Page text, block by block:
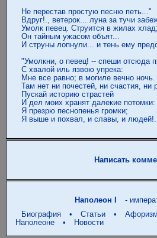
Не перестав простую песню петь..."
Вдруг!., ветерок... луна за тучи
Умолк певец. Струится в жилах хлад;
Он тайным ужасом объят...
И струны лопнули... и тень ему
"Умолкни, о певец! -- спеши отсюда
С хвалой иль язвою упрека:
Мне все равно; в могиле вечно ночь.
Там нет ни почестей, ни счастия, ни
Пускай историю страстей
И дел моих хранят далекие потомки:
Я презрю песнопенья громки;
Написать
Наполеон I
-
Биография
• Статьи •
Наполеоне
• Новости